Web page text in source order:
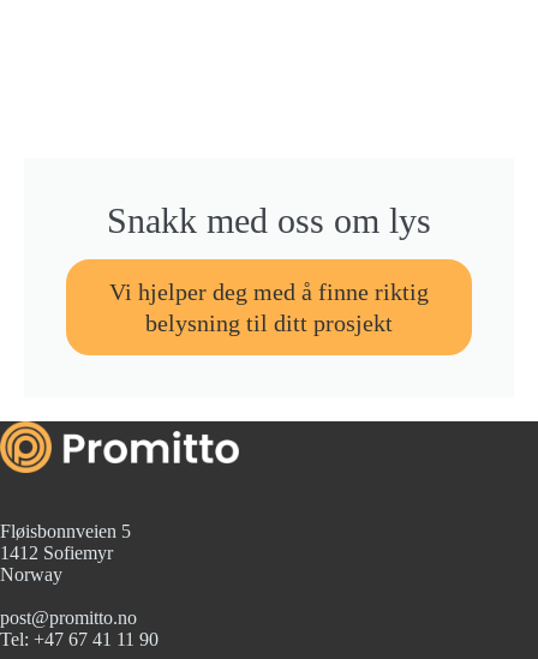
Snakk med oss om lys
Vi hjelper deg med å finne riktig
belysning til ditt prosjekt
Fløisbonnveien 5
1412 Sofiemyr
Norway
post@promitto.no
Tel: +47 67 41 11 90